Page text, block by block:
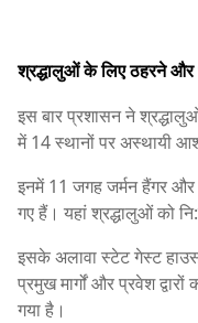
श्रद्धालुओं के लिए ठहरने और
इस बार प्रशासन ने
में 14 स्थानों पर अस्थायी
इनमें 11 जगह जर्मन हैंगर और
गए हैं। यहां श्रद्धालुओं को
इसके अलावा स्टेट गेस्ट
प्रमुख मार्गों और प्रवेश द्वारों
गया है।